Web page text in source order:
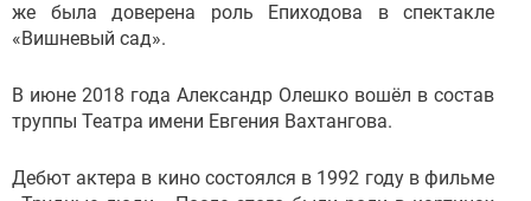
же была доверена роль Епиходова в спектакле
«Вишневый сад».
В июне 2018 года Александр Олешко вошёл в состав
труппы Театра имени Евгения Вахтангова.
Дебют актера в кино состоялся в 1992 году в фильме